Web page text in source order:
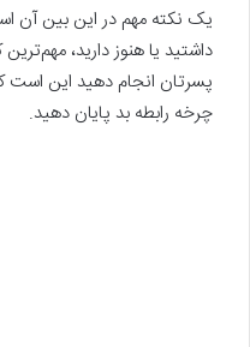
یک نکته مهم در این بین آن
داشتید یا هنوز دارید،
پسرتان انجام دهید این است
چرخه رابطه بد پایان دهید.